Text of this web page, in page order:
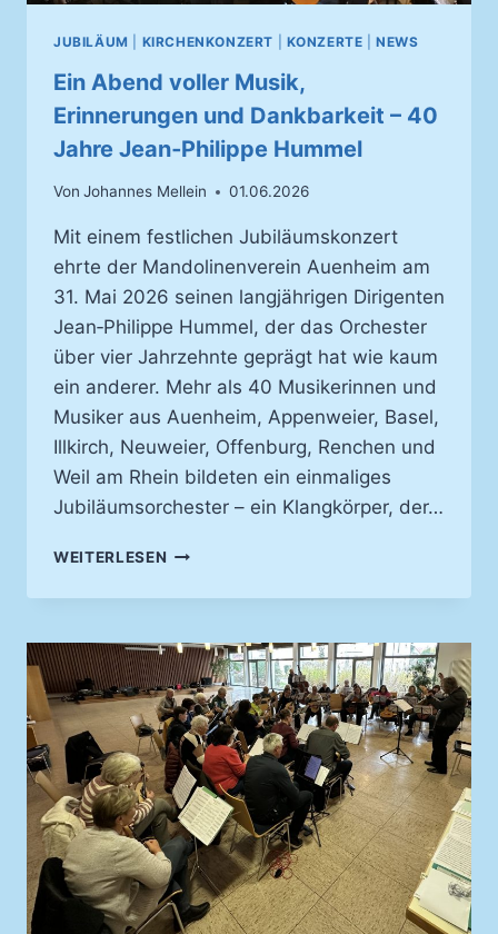
JUBILÄUM KIRCHENKONZERT KONZERTE |NEWS
Ein Abend voller Musik,
Erinnerungen und Dankbarkeit – 40
Jahre Jean‑Philippe Hummel
Von Johannes Mellein 01.06.2026
Mit einem festlichen Jubiläumskonzert
ehrte der Mandolinenverein Auenheim am
31. Mai 2026 seinen langjährigen Dirigenten
Jean‑Philippe Hummel, der das Orchester
über vier Jahrzehnte geprägt hat wie kaum
ein anderer. Mehr als 40 Musikerinnen und
Musiker aus Auenheim, Appenweier, Basel,
Illkirch, Neuweier, Offenburg, Renchen und
Weil am Rhein bildeten ein einmaliges
Jubiläumsorchester – ein Klangkörper, der…
WEITERLESEN EIN
VOLLER
ERINNERUNGEN
UND
DANKBARKEIT
–
40
JAHRE
JEAN‑PHILIPPE
HUMMEL